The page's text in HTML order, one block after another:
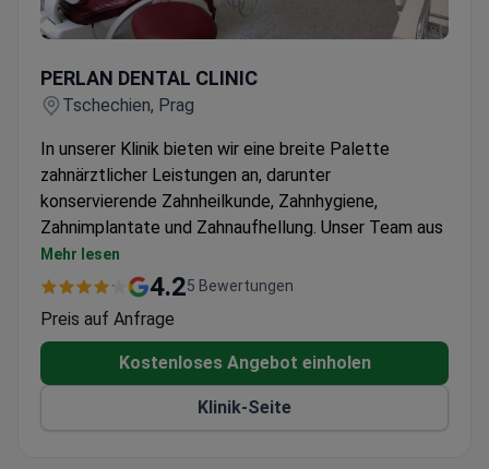
PERLAN DENTAL CLINIC
Tschechien, Prag
In unserer Klinik bieten wir eine breite Palette
zahnärztlicher Leistungen an, darunter
konservierende Zahnheilkunde, Zahnhygiene,
Zahnimplantate und Zahnaufhellung. Unser Team aus
erfahrenen Fachleuten ist bestrebt, eine qualitativ
hochwertige Pflege zu bieten und sicherzustellen,
werden.
In unserer privaten Zahnarztpraxis legen wir Wert auf
Ihren Komfort und Ihre Zufriedenheit. Wir bieten
festsitzende Kronen und nutzen die neueste
Technologie, um außergewöhnliche Ergebnisse zu
Mehr lesen
4.25 Bewertungen
Preis auf Anfrage
Kostenloses Angebot einholen
Klinik-Seite